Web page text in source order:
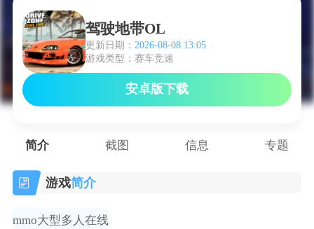
驾驶地带OL
更新日期： 2026-08-08 13:05
游戏类型：赛车竞速
安卓版下载
简介 截图 信息 专题
游戏简介
mmo大型多人在线